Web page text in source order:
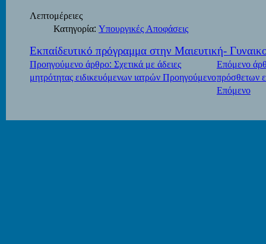
Λεπτομέρειες
Κατηγορία: Υπουργικές Αποφάσεις
Εκπαίδευτικό πρόγραμμα στην Μαιευτική-
Προηγούμενο άρθρο: Σχετικά με άδειες
μητρότητας ειδικευόμενων ιατρώνΠροηγούμενο
Επόμενο
πρόσθετων
Επόμενο